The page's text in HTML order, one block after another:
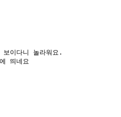
이다니 놀라워요.
띄네요